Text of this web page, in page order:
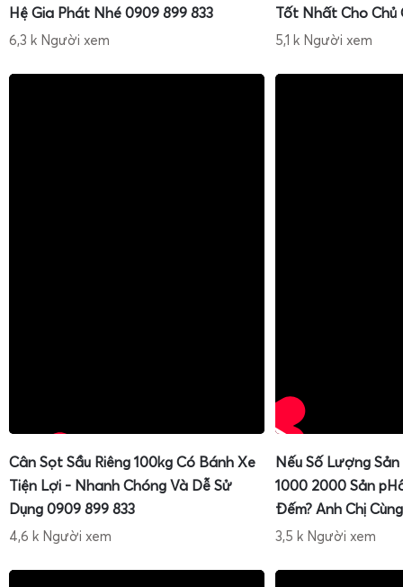
Hệ Gia Phát Nhé 0909 899 833
6,3 k Người xem
Tốt Nhất Cho Chủ
5,1 k Người xem
Cân Sọt Sầu Riêng 100kg Có Bánh Xe
Tiện Lợi - Nhanh Chóng Và Dễ Sử
Dụng 0909 899 833
4,6 k Người xem
Nếu Số Lượng
1000 2000 Sản
Đếm? Anh Chị
3,5 k Người xem